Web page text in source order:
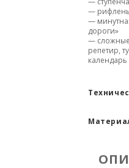
—
—
дороги»
—
репетир,
календарь